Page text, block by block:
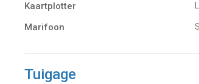
Kaartplotter
Marifoon
Tuigage